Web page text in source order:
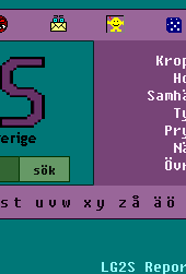
s t u v w x y z å ä ö
LG2S